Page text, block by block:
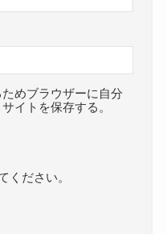
めブラウザーに自分
イトを保存する。
ください。